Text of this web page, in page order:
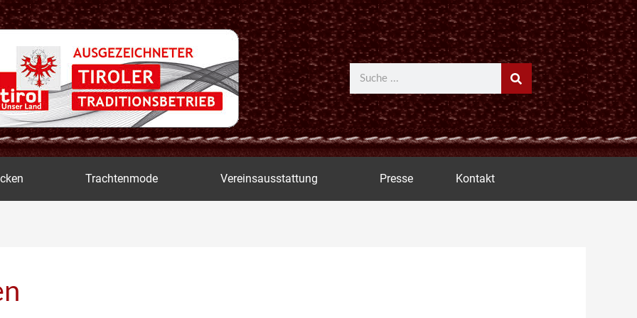
Suche
Trachtenmode Vereinsausstattung Presse Kontakt